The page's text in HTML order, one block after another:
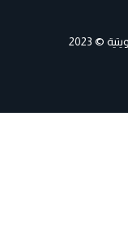
© 2023